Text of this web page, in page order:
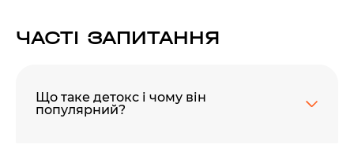
ЧАСТІ ЗАПИТАННЯ
Що таке детокс і чому він
популярний?